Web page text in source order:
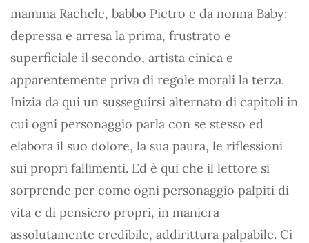
mamma Rachele, babbo Pietro e da nonna Baby:
depressa e arresa la prima, frustrato e
superficiale il secondo, artista cinica e
apparentemente priva di regole morali la terza.
Inizia da qui un susseguirsi alternato di capitoli in
cui ogni personaggio parla con se stesso ed
elabora il suo dolore, la sua paura, le riflessioni
sui propri fallimenti. Ed è qui che il lettore si
sorprende per come ogni personaggio palpiti di
vita e di pensiero propri, in maniera
assolutamente credibile, addirittura palpabile. Ci